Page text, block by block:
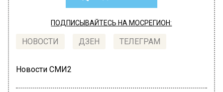
ПОДПИСЫВАЙТЕСЬ НА МОСРЕГИОН:
НОВОСТИ ДЗЕН ТЕЛЕГРАМ
Новости СМИ2